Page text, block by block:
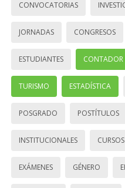
CONVOCATORIAS
JORNADAS CONGRESOS
ESTUDIANTES CONTADOR
TURISMO ESTADÍSTICA
POSGRADO POSTÍTULOS
INSTITUCIONALES CURSOS
EXÁMENES GÉNERO